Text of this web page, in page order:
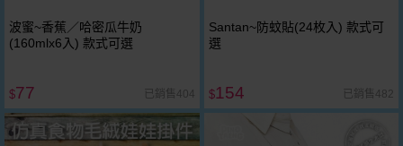
波蜜~香蕉／哈密瓜牛奶
(160mlx6入) 款式可選
$77 已銷售404
Santan~防蚊貼(24枚入) 款式可
選
$154 已銷售482